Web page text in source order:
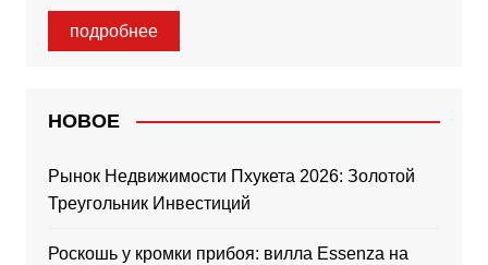
подробнее
НОВОЕ
Рынок Недвижимости Пхукета 2026: Золотой
Треугольник Инвестиций
Роскошь у кромки прибоя: вилла Essenza на